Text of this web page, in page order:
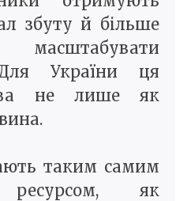
збуту й більше
України ця
не лише як
таким самим
ресурсом, як